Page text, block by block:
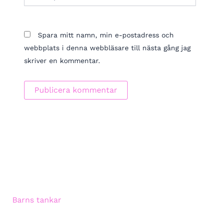
Spara mitt namn, min e-postadress och
webbplats i denna webbläsare till nästa gång jag
skriver en kommentar.
Barns tankar